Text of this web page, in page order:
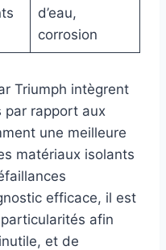
d’eau,
corrosion
Triumph intègrent
par rapport aux
une meilleure
matériaux isolants
efficace, il est
afin
et de